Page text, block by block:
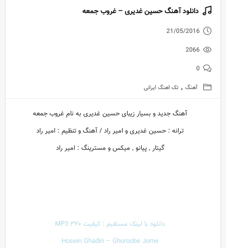
دانلود آهنگ حسین غدیری – غروب جمعه
21/05/2016
2066
0
آهنگ , تک اهنگ ایرانی
آهنگ جدید و بسیار زیبای حسین غدیری به نام غروب جمعه
ترانه : حسین غدیری و امیر راد / آهنگ و تنظیم : امیر راد
گیتار , پیانو , میکس و مسترینگ : امیر راد
دانلود با لینک مستقیم : کیفیت ۳۲۰ MP3
Hosein Ghadiri – Ghoroobe Jome